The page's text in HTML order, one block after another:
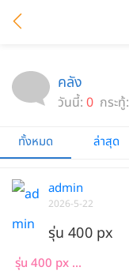
คลัง
วันนี้: 0 กระทู้:
ทั้งหมด ล่าสุด
admin
2026-5-22
รุ่น 400 px
รุ่น 400 px ...